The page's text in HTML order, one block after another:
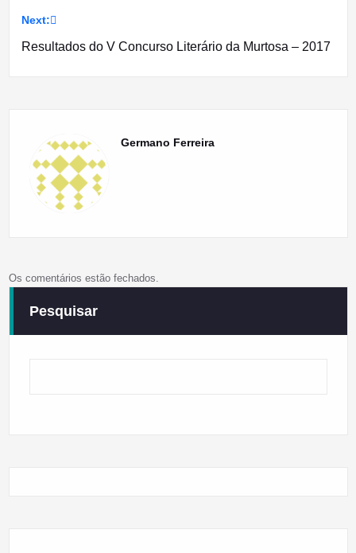
artigos
Next:
Resultados do V Concurso Literário da Murtosa – 2017
Germano Ferreira
Os comentários estão fechados.
Pesquisar